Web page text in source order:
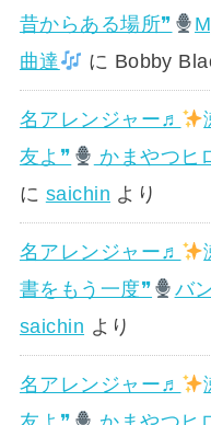
昔からある場所❞
曲達
に Bobby
名アレンジャー♬
友よ❞
かまやつヒ
に saichin より
名アレンジャー♬
書をもう一度❞
バ
saichin より
名アレンジャー♬